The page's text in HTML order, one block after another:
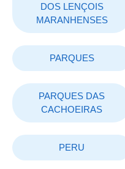
DOS LENÇOIS
MARANHENSES
PARQUES
PARQUES DAS
CACHOEIRAS
PERU